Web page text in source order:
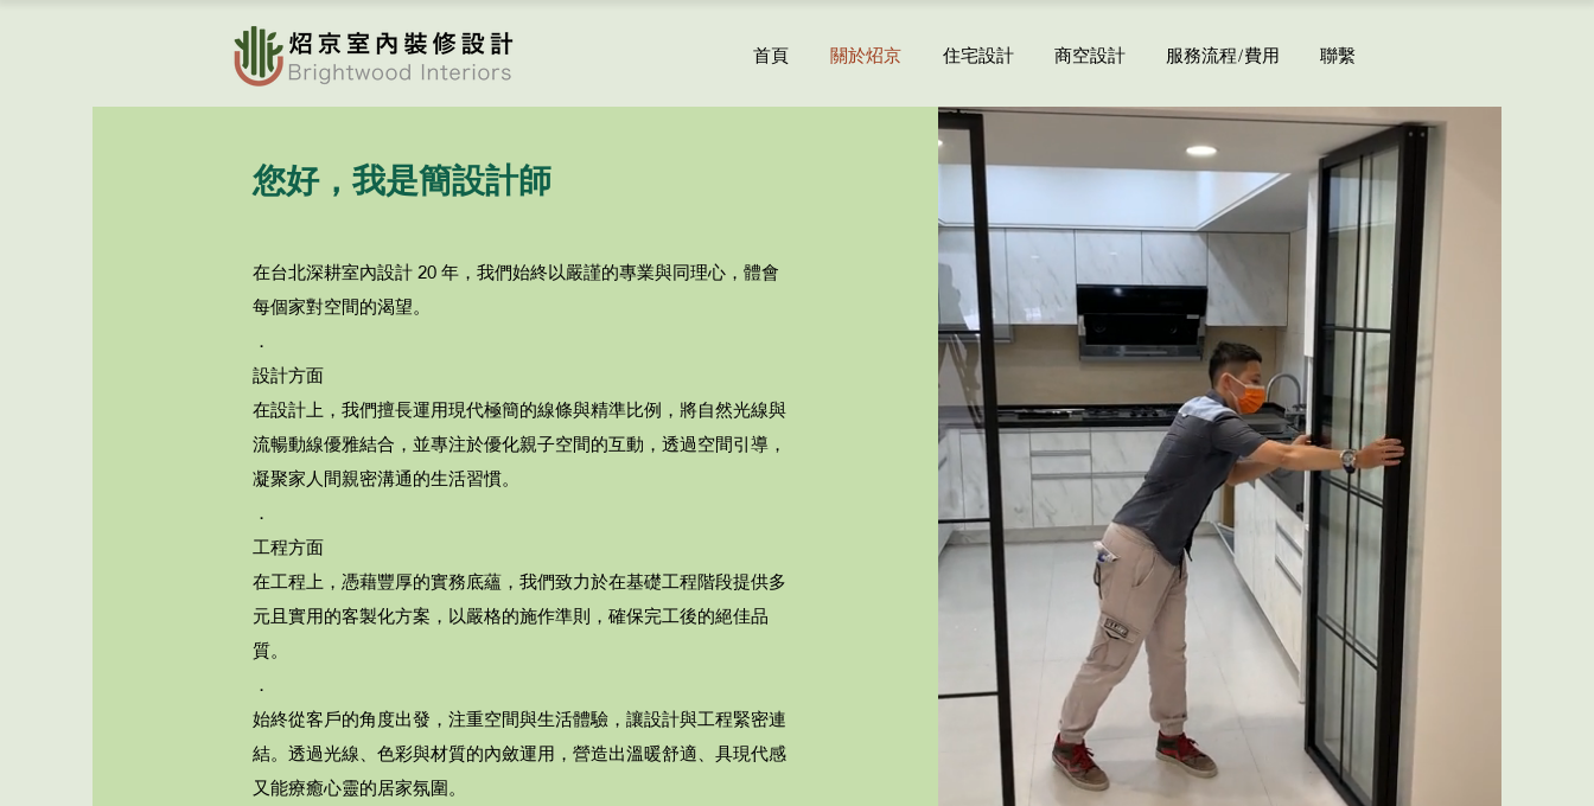
首頁 關於炤京 住宅設計 商空設計 服務流程/費用 聯繫
您好，我是簡設計師
在台北深耕室內設計 20 年，我們始終以嚴謹的專業與同理心，體會
每個家對空間的渴望。
．
設計方面
在設計上，我們擅長運用現代極簡的線條與精準比例，將自然光線與
流暢動線優雅結合，並專注於優化親子空間的互動，透過空間引導，
凝聚家人間親密溝通的生活習慣。
．
工程方面
在工程上，憑藉豐厚的實務底蘊，我們致力於在基礎工程階段提供多
元且實用的客製化方案，以嚴格的施作準則，確保完工後的絕佳品
質。
．
始終從客戶的角度出發，注重空間與生活體驗，讓設計與工程緊密連
結。透過光線、色彩與材質的內斂運用，營造出溫暖舒適、具現代感
又能療癒心靈的居家氛圍。